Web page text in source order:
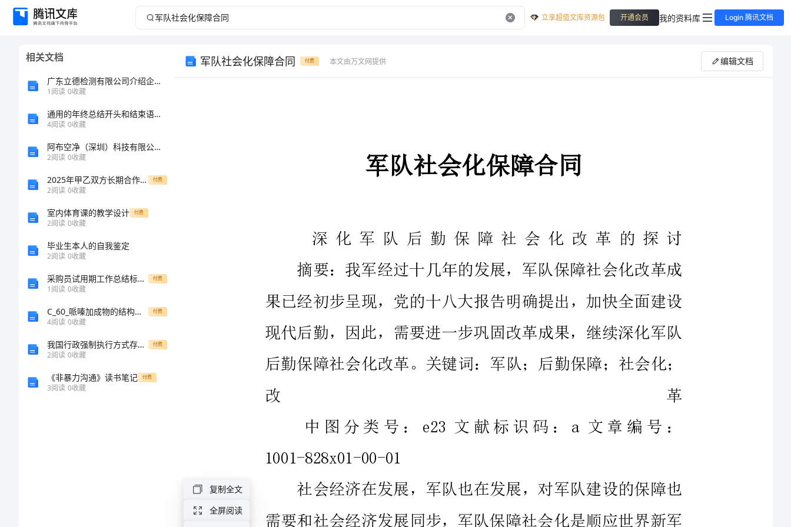
军
立享超值文库资源包 开通会员 我的资料库 Login 腾讯文档
相关文档
广东立德检测有限公司介绍企业发展分析报告
1阅读 0收藏
通用的年终总结开头和结束语范文
4阅读 0收藏
阿布空净（深圳）科技有限公司介绍企业发展分析报告
2阅读 0收藏
2025年甲乙双方长期合作联营合同 付费
2阅读 0收藏
室内体育课的教学设计 付费
2阅读 0收藏
毕业生本人的自我鉴定
2阅读 0收藏
采购员试用期工作总结标准范文 付费
1阅读 0收藏
C_60_哌嗪加成物的结构及光谱研究 付费
4阅读 0收藏
我国行政强制执行方式存在的问题及完善 付费
2阅读 0收藏
《非暴力沟通》读书笔记 付费
3阅读 0收藏
军队社会化保障合同 付费 本文由万文网提供 编辑文档
果已经初步呈现，党的十八大报告明确提出，加快全面建设
现代后勤，因此，需要进一步巩固改革成果，继续深化军队
改革
中图分类号：e23文献标识码：a文章编号：
1001-828x01-00-01
事变革发展大势的必然选择。因此，我军需要依托社会力量
复制全文
全屏阅读